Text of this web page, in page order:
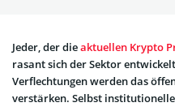
Jeder, der dieaktuellen Krypto
rasant sich der Sektor
Verflechtungen werden das
verstärken. Selbst